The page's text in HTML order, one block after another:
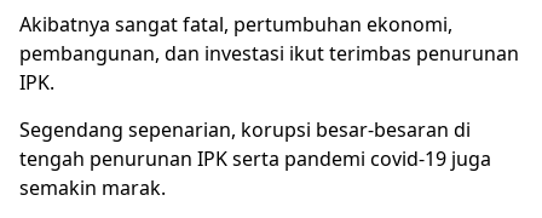
Akibatnya sangat fatal, pertumbuhan ekonomi,
pembangunan, dan investasi ikut terimbas penurunan
IPK.
Segendang sepenarian, korupsi besar-besaran di
tengah penurunan IPK serta pandemi covid-19 juga
semakin marak.